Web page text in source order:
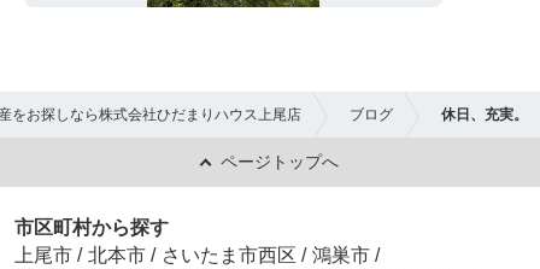
をお探しなら株式会社ひだまりハウス上尾店 ブログ 休日、充実。
ページトップへ
市区町村から探す
上尾市 / 北本市 / さいたま市西区 / 鴻巣市 /